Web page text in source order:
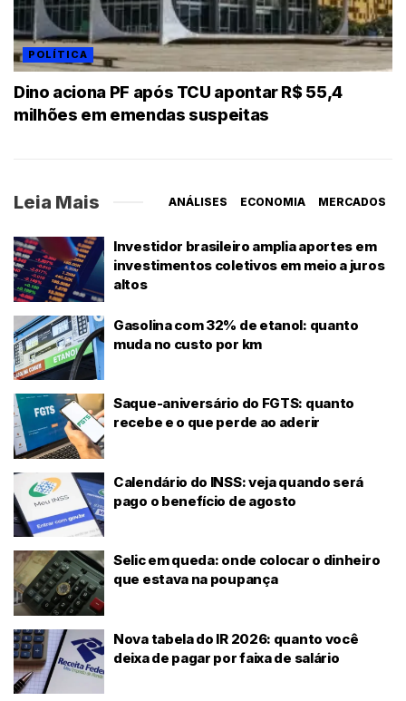
POLÍTICA
Dino aciona PF após TCU apontar R$ 55,4
milhões em emendas suspeitas
Leia Mais ANÁLISES ECONOMIA MERCADOS
Investidor brasileiro amplia aportes em
investimentos coletivos em meio a juros
altos
Gasolina com 32% de etanol: quanto
muda no custo por km
Saque-aniversário do FGTS: quanto
recebe e o que perde ao aderir
Calendário do INSS: veja quando será
pago o benefício de agosto
Selic em queda: onde colocar o dinheiro
que estava na poupança
Nova tabela do IR 2026: quanto você
deixa de pagar por faixa de salário